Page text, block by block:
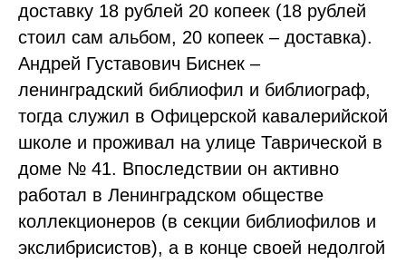
доставку 18 рублей 20 копеек (18 рублей
стоил сам альбом, 20 копеек – доставка).
Андрей Густавович Биснек –
ленинградский библиофил и библиограф,
тогда служил в Офицерской кавалерийской
школе и проживал на улице Таврической в
доме № 41. Впоследствии он активно
работал в Ленинградском обществе
коллекционеров (в секции библиофилов и
экслибрисистов), а в конце своей недолгой